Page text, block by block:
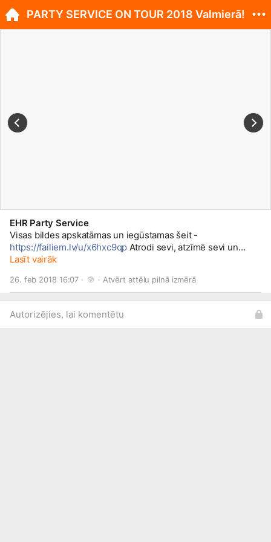
EHR Party Service
Visas bildes apskatāmas un iegūstamas šeit -
https://failiem.lv/u/x6hxc9qp
padalies ar bildi tālāk!
http://twitter.com/psontourhttp://skaties.lv/izklaide
Lasīt vairāk
26. feb 2018 16:07 · · Atvērt attēlu pilnā izmērā
Autorizējies, lai komentētu
PARTY SERVICE ON TOUR 2018 Valmierā!